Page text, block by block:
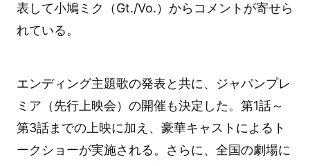
表して小鳩ミク（Gt./Vo.）からコメントが寄せら
れている。
エンディング主題歌の発表と共に、ジャパンプレ
ミア（先行上映会）の開催も決定した。第1話～
第3話までの上映に加え、豪華キャストによるト
ークショーが実施される。さらに、全国の劇場に